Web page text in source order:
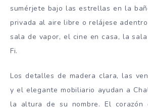
sumérjete bajo las estrellas en la
privada al aire libre o relájese
sala de vapor, el cine en casa, la
Fi.
Los detalles de madera clara, las
y el elegante mobiliario ayudan a
la altura de su nombre. El